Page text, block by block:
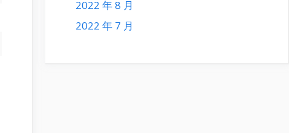
2022 年 8 月
2022 年 7 月